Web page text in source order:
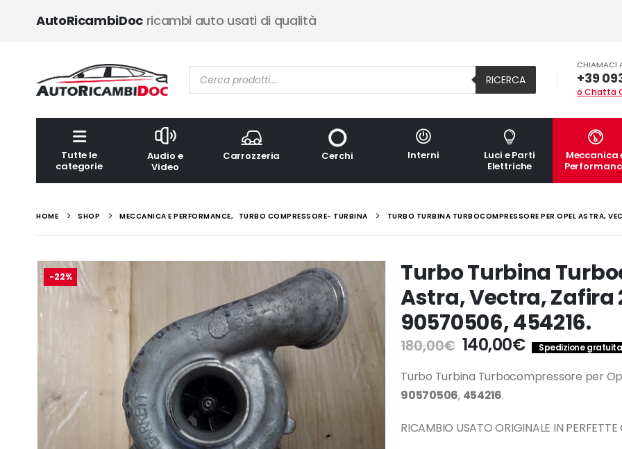
AutoRicambiDocricambi auto usati di qualità
Ricerca
prodotti RICERCA
CHIAMACI
+39
o Chatta
Tutte le
categorie
Audio e
Video
Carrozzeria Cerchi Interni
Luci e Parti
Elettriche
Meccanica
HOME SHOP MECCANICA E PERFORMANCE, TURBO COMPRESSORE- TURBINA TURBO TURBINA TURBOCOMPRESSORE PER OPEL
-22%
Turbo Turbina
Astra, Vectra, Zafira
90570506, 454216.
180,00€ Il
prezzo
originale
era:
140,00€Il
prezzo
attuale
Spedizione
Turbo Turbina Turbocompressore per
90570506, 454216.
RICAMBIO USATO ORIGINALE IN